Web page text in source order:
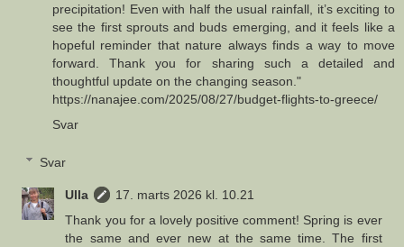
precipitation! Even with half the usual rainfall, it’s exciting to
see the first sprouts and buds emerging, and it feels like a
hopeful reminder that nature always finds a way to move
forward. Thank you for sharing such a detailed and
thoughtful update on the changing season."
https://nanajee.com/2025/08/27/budget-flights-to-greece/
Svar
Svar
Ulla
17. marts 2026 kl. 10.21
Thank you for a lovely positive comment! Spring is ever
the same and ever new at the same time. The first